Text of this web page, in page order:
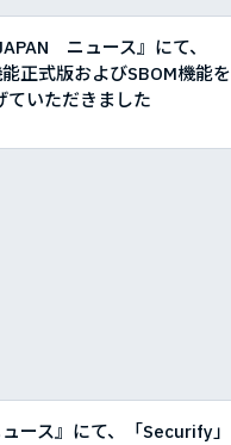
ニュース』にて、
正式版およびSBOM機能
ていただきました
ース』にて、「Securify